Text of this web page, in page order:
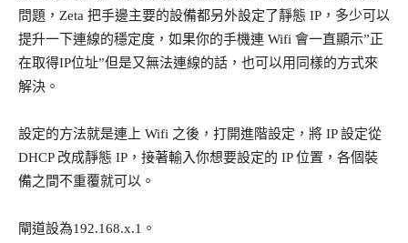
問題，Zeta 把手邊主要的設備都另外設定了靜態 IP，多少可以
提升一下連線的穩定度，如果你的手機連 Wifi 會一直顯示”正
在取得IP位址”但是又無法連線的話，也可以用同樣的方式來
解決。
設定的方法就是連上 Wifi 之後，打開進階設定，將 IP 設定從
DHCP 改成靜態 IP，接著輸入你想要設定的 IP 位置，各個裝
備之間不重覆就可以。
閘道設為192.168.x.1。